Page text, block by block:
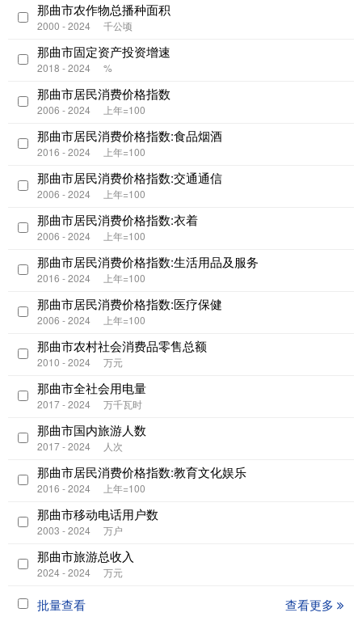
那曲市农作物总播种面积
2000 - 2024 千公顷
那曲市固定资产投资增速
2018 - 2024 %
那曲市居民消费价格指数
2006 - 2024 上年=100
那曲市居民消费价格指数:食品烟酒
2016 - 2024 上年=100
那曲市居民消费价格指数:交通通信
2006 - 2024 上年=100
那曲市居民消费价格指数:衣着
2006 - 2024 上年=100
那曲市居民消费价格指数:生活用品及服务
2016 - 2024 上年=100
那曲市居民消费价格指数:医疗保健
2006 - 2024 上年=100
那曲市农村社会消费品零售总额
2010 - 2024 万元
那曲市全社会用电量
2017 - 2024 万千瓦时
那曲市国内旅游人数
2017 - 2024 人次
那曲市居民消费价格指数:教育文化娱乐
2016 - 2024 上年=100
那曲市移动电话用户数
2003 - 2024 万户
那曲市旅游总收入
2024 - 2024 万元
批量查看 查看更多